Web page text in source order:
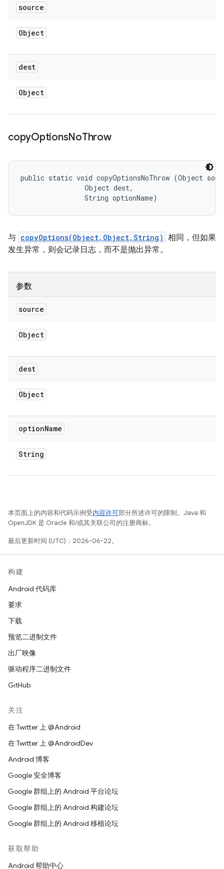
source
Object
dest
Object
copyOptionsNoThrow
public static void copyOptionsNoThrow (Object
                Object dest,
                String optionName)
与 copyOptions(Object,Object,String) 相同，但如果
发生异常，则会记录日志，而不是抛出异常。
参数
source
Object
dest
Object
optionName
String
本页面上的内容和代码示例受内容许可部分所述许可的限制。Java 和
OpenJDK 是 Oracle 和/或其关联公司的注册商标。
最后更新时间 (UTC)：2026-06-22。
构建
Android 代码库
要求
下载
预览二进制文件
出厂映像
驱动程序二进制文件
GitHub
关注
在 Twitter 上 @Android
在 Twitter 上 @AndroidDev
Android 博客
Google 安全博客
Google 群组上的 Android 平台论坛
Google 群组上的 Android 构建论坛
Google 群组上的 Android 移植论坛
获取帮助
Android 帮助中心